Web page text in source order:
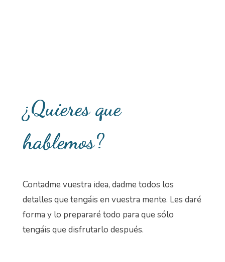
¿Quieres que
hablemos?
Contadme vuestra idea, dadme todos los
detalles que tengáis en vuestra mente. Les daré
forma y lo prepararé todo para que sólo
tengáis que disfrutarlo después.